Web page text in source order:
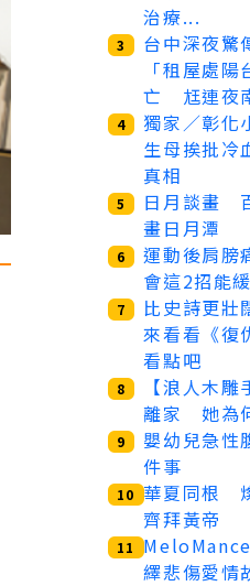
治療...
3
台中深夜驚
「租屋處
亡 尪連夜
4
獨家／彰化
生母挨批
真相
5
日月談畫
畫日月潭
6
運動後肩
會這2招能
7
比史詩更壯
來看看《復
看點吧
8
【浪人木
離家 她為
9
嬰幼兒急
件事
10 華夏同根
齊拜黃帝
11
繹悲傷愛情